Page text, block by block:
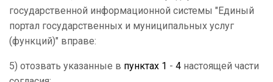
государственной информационной системы "Единый
портал государственных и муниципальных услуг
(функций)" вправе:
5) отозвать указанные в пунктах 1 - 4 настоящей части